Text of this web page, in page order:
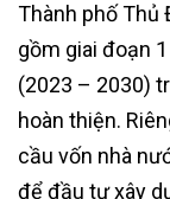
Thành phố Thủ
gồm giai đoạn
(2023 – 2030)
hoàn thiện.
cầu vốn nhà
để đầu tư xây